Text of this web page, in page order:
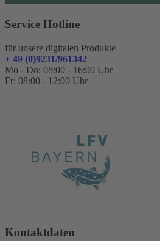
Service Hotline
für unsere digitalen Produkte
+ 49 (0)9231/961342
Mo - Do: 08:00 - 16:00 Uhr
Fr: 08:00 - 12:00 Uhr
Kontaktdaten